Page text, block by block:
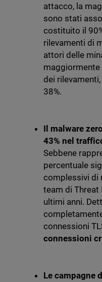
attacco, la
sono stati
costituito il
rilevamenti di
attori delle
maggiormente
dei
38%.
Il malware
43% nel
Sebbene
percentuale
complessivi di
team di
ultimi anni.
connessioni
connessioni
Le campagne